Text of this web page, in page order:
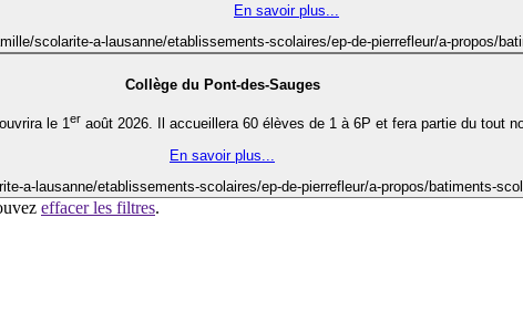
En savoir plus...
scolarite-a-lausanne/etablissements-scolaires/ep-de-pierrefleur/a-propos/
Collège du Pont-des-Sauges
le 1er août 2026. Il accueillera 60 élèves de 1 à 6P et fera partie du tout
En savoir plus...
a-lausanne/etablissements-scolaires/ep-de-pierrefleur/a-propos/batiments-
effacer les filtres.